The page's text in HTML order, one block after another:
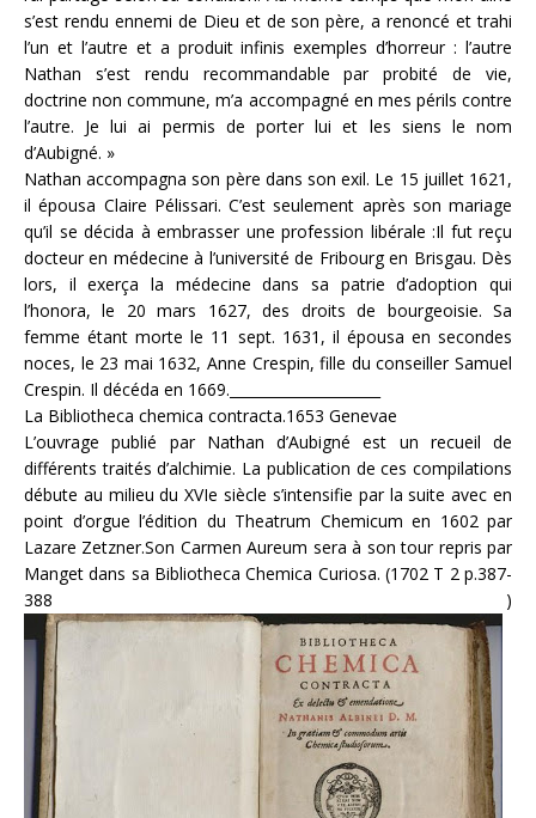
s’est rendu ennemi de Dieu et de son père, a renoncé et trahi
l’un et l’autre et a produit infinis exemples d’horreur : l’autre
Nathan s’est rendu recommandable par probité de vie,
doctrine non commune, m’a accompagné en mes périls contre
l’autre. Je lui ai permis de porter lui et les siens le nom
d’Aubigné. »
Nathan accompagna son père dans son exil. Le 15 juillet 1621,
il épousa Claire Pélissari. C’est seulement après son mariage
qu’il se décida à embrasser une profession libérale :Il fut reçu
docteur en médecine à l’université de Fribourg en Brisgau. Dès
lors, il exerça la médecine dans sa patrie d’adoption qui
l’honora, le 20 mars 1627, des droits de bourgeoisie. Sa
femme étant morte le 11 sept. 1631, il épousa en secondes
noces, le 23 mai 1632, Anne Crespin, fille du conseiller Samuel
Crespin. Il décéda en 1669._____________________
La Bibliotheca chemica contracta.1653 Genevae
L’ouvrage publié par Nathan d’Aubigné est un recueil de
différents traités d’alchimie. La publication de ces compilations
débute au milieu du XVIe siècle s’intensifie par la suite avec en
point d’orgue l’édition du Theatrum Chemicum en 1602 par
Lazare Zetzner.Son Carmen Aureum sera à son tour repris par
Manget dans sa Bibliotheca Chemica Curiosa. (1702 T 2 p.387-
388 )